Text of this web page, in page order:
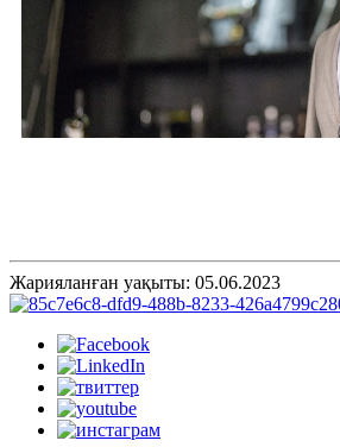
Жарияланған уақыты: 05.06.2023